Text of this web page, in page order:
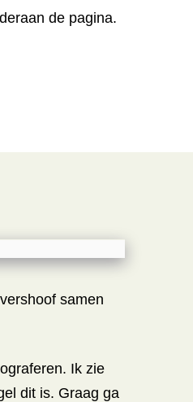
de pagina.
samen
Ik zie
dit is. Graag ga